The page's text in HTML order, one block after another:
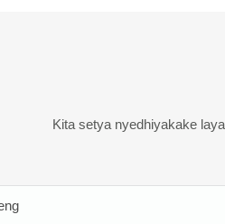
Kita setya nyedhiyakake